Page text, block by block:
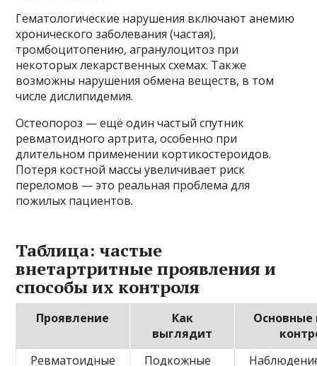
Гематологические нарушения включают анемию
хронического заболевания (частая),
тромбоцитопению, агранулоцитоз при
некоторых лекарственных схемах. Также
возможны нарушения обмена веществ, в том
числе дислипидемия.
Остеопороз — ещё один частый спутник
ревматоидного артрита, особенно при
длительном применении кортикостероидов.
Потеря костной массы увеличивает риск
переломов — это реальная проблема для
пожилых пациентов.
Таблица: частые
внетартритные проявления и
способы их контроля
Проявление
Как
выглядит
Ревматоидные
Подкожные